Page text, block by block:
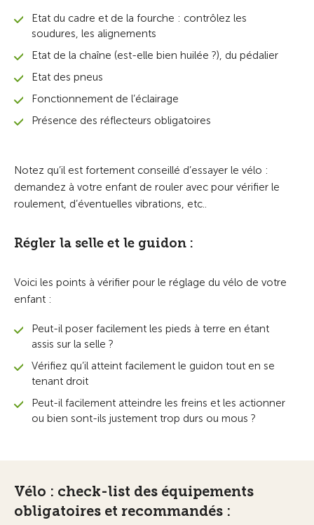
Etat du cadre et de la fourche : contrôlez les
soudures, les alignements
Etat de la chaîne (est-elle bien huilée ?), du pédalier
Etat des pneus
Fonctionnement de l’éclairage
Présence des réflecteurs obligatoires
Notez qu’il est fortement conseillé d’essayer le vélo :
demandez à votre enfant de rouler avec pour vérifier le
roulement, d’éventuelles vibrations, etc..
Régler la selle et le guidon :
Voici les points à vérifier pour le réglage du vélo de votre
enfant :
Peut-il poser facilement les pieds à terre en étant
assis sur la selle ?
Vérifiez qu’il atteint facilement le guidon tout en se
tenant droit
Peut-il facilement atteindre les freins et les actionner
ou bien sont-ils justement trop durs ou mous ?
Vélo : check-list des équipements
obligatoires et recommandés :